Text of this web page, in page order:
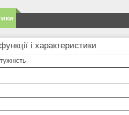
і характеристики